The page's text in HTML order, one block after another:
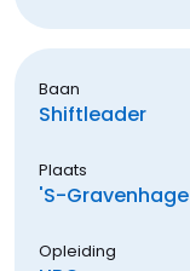
Baan
Shiftleader
Plaats
's-Gravenhage
Opleiding